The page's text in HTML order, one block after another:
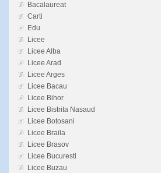
Bacalaureat
Carti
Edu
Licee
Licee Alba
Licee Arad
Licee Arges
Licee Bacau
Licee Bihor
Licee Bistrita Nasaud
Licee Botosani
Licee Braila
Licee Brasov
Licee Bucuresti
Licee Buzau